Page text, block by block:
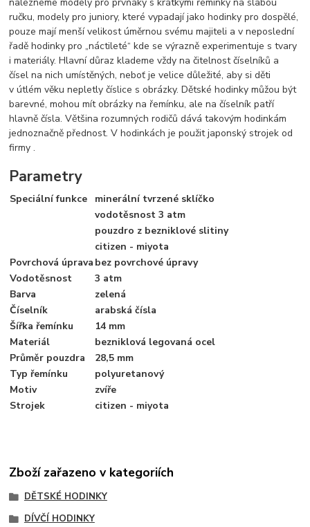
ručku, modely pro juniory, které vypadají jako hodinky pro dospělé,
pouze mají menší velikost úměrnou svému majiteli a v neposlední
řadě hodinky pro „náctileté“ kde se výrazně experimentuje s tvary
i materiály. Hlavní důraz klademe vždy na čitelnost číselníků a
čísel na nich umístěných, neboť je velice důležité, aby si děti
v útlém věku nepletly číslice s obrázky. Dětské hodinky můžou být
barevné, mohou mít obrázky na řemínku, ale na číselník patří
hlavně čísla. Většina rozumných rodičů dává takovým hodinkám
jednoznačně přednost. V hodinkách je použit japonský strojek od
firmy .
Parametry
Speciální funkce
minerální tvrzené sklíčko
vodotěsnost 3 atm
pouzdro z bezniklové slitiny
citizen - miyota
Povrchová úprava bez povrchové úpravy
Vodotěsnost
3 atm
Barva
zelená
Číselník
arabská čísla
Šířka řemínku
14 mm
Materiál
bezniklová legovaná ocel
Průměr pouzdra
28,5 mm
Typ řemínku
polyuretanový
Motiv
zvíře
Strojek
citizen - miyota
Zboží zařazeno v kategoriích
DĚTSKÉ HODINKY
DÍVČÍ HODINKY